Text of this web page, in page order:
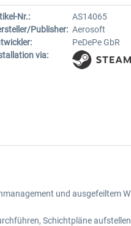
Nr.:
AS14065
Publisher: Aerosoft
PeDePe GbR
via:
und ausgefeiltem
Schichtpläne